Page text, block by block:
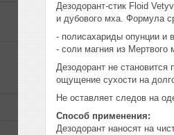
Дезодорант-стик Floid
и дубового мха. Формула
- полисахариды опунции и
- соли магния из
Дезодорант не становится
ощущение сухости на
Не оставляет следов на
Способ применения:
Дезодорант наносят на